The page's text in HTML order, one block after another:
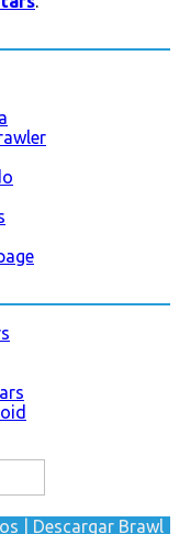
| Descargar Brawl